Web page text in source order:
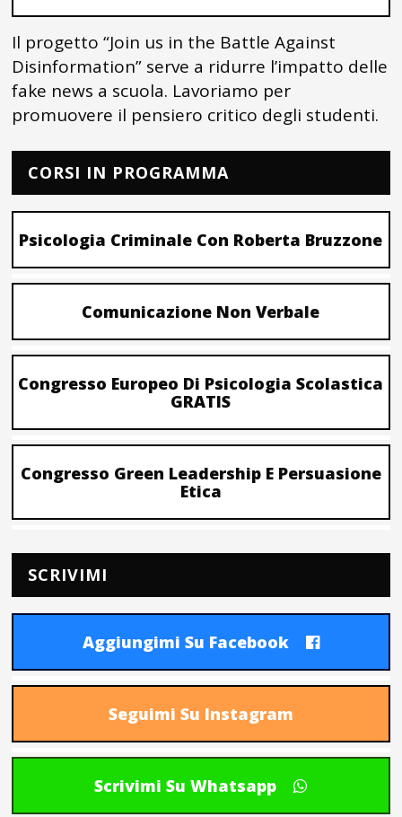
Il progetto “Join us in the Battle Against
Disinformation” serve a ridurre l’impatto delle
fake news a scuola. Lavoriamo per
promuovere il pensiero critico degli studenti.
CORSI IN PROGRAMMA
Psicologia Criminale Con Roberta Bruzzone
Comunicazione Non Verbale
Congresso Europeo Di Psicologia Scolastica
GRATIS
Congresso Green Leadership E Persuasione
Etica
SCRIVIMI
Aggiungimi Su Facebook
Seguimi Su Instagram
Scrivimi Su Whatsapp